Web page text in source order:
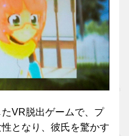
VR脱出ゲームで、プ
となり、彼氏を驚かす